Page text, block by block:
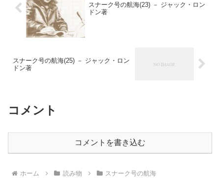
スナーク号の航海(23) － ジャック・ロン
ドン著
スナーク号の航海(25) － ジャック・ロン
ドン著
コメント
コメントを書き込む
ホーム 読み物 スナーク号の航海